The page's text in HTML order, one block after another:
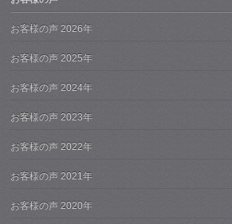
お客様の声 2026年
お客様の声 2025年
お客様の声 2024年
お客様の声 2023年
お客様の声 2022年
お客様の声 2021年
お客様の声 2020年